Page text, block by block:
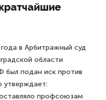
в Арбитражный суд
области
был подан иск против
профсоюзам